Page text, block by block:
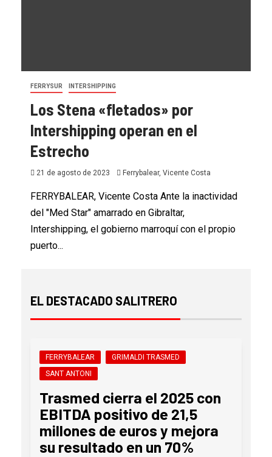
FERRYSUR INTERSHIPPING
Los Stena «fletados» por
Intershipping operan en el
Estrecho
21 de agosto de 2023 Ferrybalear, Vicente Costa
FERRYBALEAR, Vicente Costa Ante la inactividad
del "Med Star" amarrado en Gibraltar,
Intershipping, el gobierno marroquí con el propio
puerto...
EL DESTACADO SALITRERO
FERRYBALEAR
GRIMALDI TRASMED
SANT ANTONI
Trasmed cierra el 2025 con
EBITDA positivo de 21,5
millones de euros y mejora
su resultado en un 70%